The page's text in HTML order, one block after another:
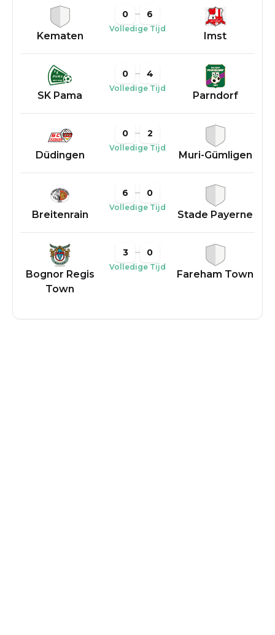
Kematen
0 6
Volledige Tijd
Imst
SK Pama
0 4
Volledige Tijd
Parndorf
Düdingen
0 2
Volledige Tijd
Muri-Gümligen
Breitenrain
6 0
Volledige Tijd
Stade Payerne
Bognor Regis
Town
3 0
Volledige Tijd
Fareham Town